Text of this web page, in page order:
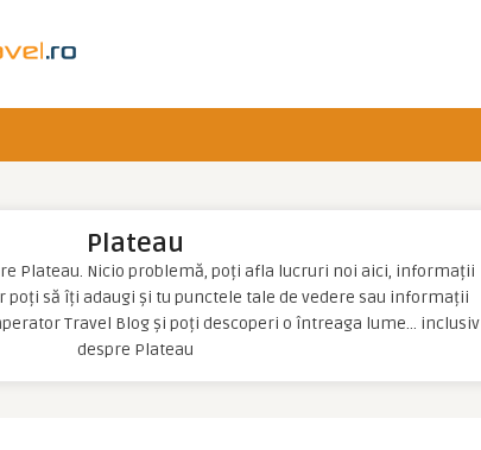
Plateau
Plateau. Nicio problemă, poți afla lucruri noi aici, informații
poți să îți adaugi și tu punctele tale de vedere sau informații
Travel Blog și poți descoperi o întreaga lume… inclusiv
despre Plateau